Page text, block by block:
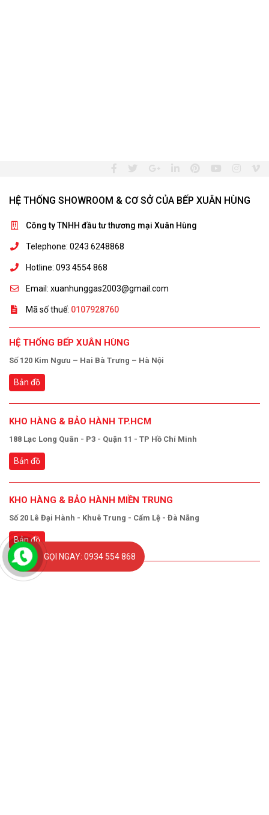
HỆ THỐNG SHOWROOM & CƠ SỞ CỦA BẾP XUÂN HÙNG
Công ty TNHH đầu tư thương mại Xuân Hùng
Telephone: 0243 6248868
Hotline: 093 4554 868
Email: xuanhunggas2003@gmail.com
Mã số thuế: 0107928760
HỆ THỐNG BẾP XUÂN HÙNG
Số 120 Kim Ngưu – Hai Bà Trưng – Hà Nội
Bản đồ
KHO HÀNG & BẢO HÀNH TP.HCM
188 Lạc Long Quân - P3 - Quận 11 - TP Hồ Chí Minh
Bản đồ
KHO HÀNG & BẢO HÀNH MIỀN TRUNG
Số 20 Lê Đại Hành - Khuê Trung - Cẩm Lệ - Đà Nẵng
Bản đồ
GỌI NGAY: 0934 554 868